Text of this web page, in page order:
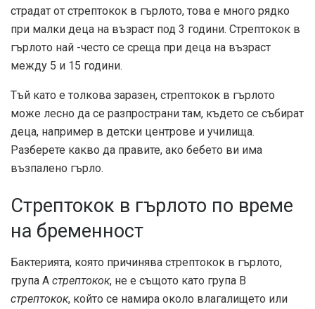
страдат от стрептокок в гърлото, това е много рядко
при малки деца на възраст под 3 години. Стрептокок в
гърлото най -често се среща при деца на възраст
между 5 и 15 години.
Тъй като е толкова заразен, стрептокок в гърлото
може лесно да се разпространи там, където се събират
деца, например в детски центрове и училища.
Разберете какво да правите, ако бебето ви има
възпалено гърло.
Стрептокок в гърлото по време
на бременност
Бактерията, която причинява стрептокок в гърлото,
група А стрептокок, не е същото като група В
стрептокок, който се намира около влагалището или